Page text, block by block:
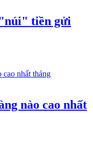
"núi" tiền gửi
nào cao nhất